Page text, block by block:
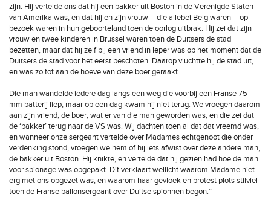
zijn. Hij vertelde ons dat hij een bakker uit Boston in de Verenigde Staten
van Amerika was, en dat hij en zijn vrouw – die allebei Belg waren – op
bezoek waren in hun geboorteland toen de oorlog uitbrak. Hij zei dat zijn
vrouw en twee kinderen in Brussel waren toen de Duitsers de stad
bezetten, maar dat hij zelf bij een vriend in Ieper was op het moment dat de
Duitsers de stad voor het eerst beschoten. Daarop vluchtte hij de stad uit,
en was zo tot aan de hoeve van deze boer geraakt.
Die man wandelde iedere dag langs een weg die voorbij een Franse 75-
mm batterij liep, maar op een dag kwam hij niet terug. We vroegen daarom
aan zijn vriend, de boer, wat er van die man geworden was, en die zei dat
de ‘bakker’ terug naar de VS was. Wij dachten toen al dat dat vreemd was,
en wanneer onze sergeant vertelde over Madames echtgenoot die onder
verdenking stond, vroegen we hem of hij iets afwist over deze andere man,
de bakker uit Boston. Hij knikte, en vertelde dat hij gezien had hoe de man
voor spionage was opgepakt. Dit verklaart wellicht waarom Madame niet
erg met ons opgezet was, en waarom haar gevloek en protest plots stilviel
toen de Franse ballonsergeant over Duitse spionnen begon.”